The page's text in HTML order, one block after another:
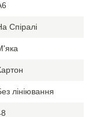
Спіралі
лініювання